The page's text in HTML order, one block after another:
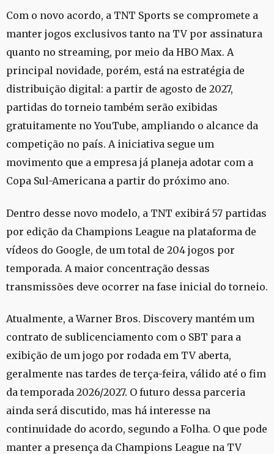
Com o novo acordo, a TNT Sports se compromete a
manter jogos exclusivos tanto na TV por assinatura
quanto no streaming, por meio da HBO Max. A
principal novidade, porém, está na estratégia de
distribuição digital: a partir de agosto de 2027,
partidas do torneio também serão exibidas
gratuitamente no YouTube, ampliando o alcance da
competição no país. A iniciativa segue um
movimento que a empresa já planeja adotar com a
Copa Sul-Americana a partir do próximo ano.
Dentro desse novo modelo, a TNT exibirá 57 partidas
por edição da Champions League na plataforma de
vídeos do Google, de um total de 204 jogos por
temporada. A maior concentração dessas
transmissões deve ocorrer na fase inicial do torneio.
Atualmente, a Warner Bros. Discovery mantém um
contrato de sublicenciamento com o SBT para a
exibição de um jogo por rodada em TV aberta,
geralmente nas tardes de terça-feira, válido até o fim
da temporada 2026/2027. O futuro dessa parceria
ainda será discutido, mas há interesse na
continuidade do acordo, segundo a Folha. O que pode
manter a presença da Champions League na TV